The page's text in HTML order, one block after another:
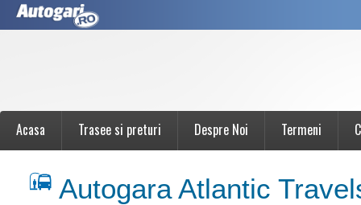
Acasa Trasee si preturi Despre Noi Termeni
Autogara Atlantic